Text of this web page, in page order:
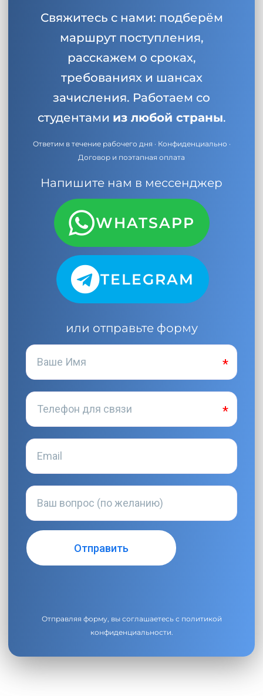
Свяжитесь с нами: подберём
маршрут поступления,
расскажем о сроках,
требованиях и шансах
зачисления. Работаем со
студентами из любой страны.
Ответим в течение рабочего дня · Конфиденциально ·
Договор и поэтапная оплата
Напишите нам в мессенджер
WHATSAPP
TELEGRAM
или отправьте форму
Отправляя форму, вы соглашаетесь с политикой
конфиденциальности.